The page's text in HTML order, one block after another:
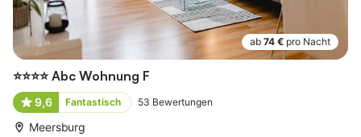
ab 74 € pro Nacht
⭐⭐⭐⭐ Abc Wohnung F
9,6 Fantastisch 53 Bewertungen
Meersburg